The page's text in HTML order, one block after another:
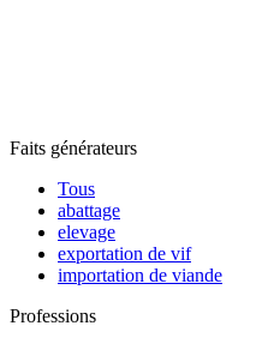
Faits générateurs
Tous
abattage
elevage
exportation de vif
importation de viande
Professions